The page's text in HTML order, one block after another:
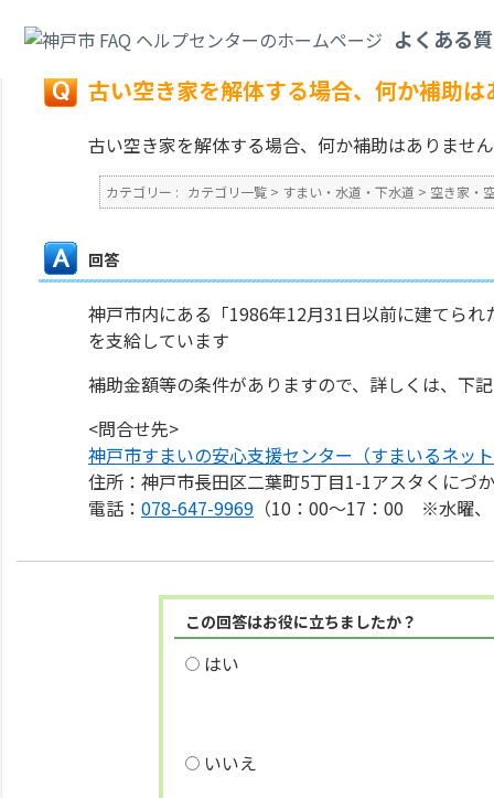
よくある
戻る
古い空き家を解体する場合、何か補助は
古い空き家を解体する場合、何か補助はありませ
カテゴリー : カテゴリ一覧 > すまい・水道・下水道 > 空き家・
回答
神戸市内にある「1986年12月31日以前に建てら
を支給しています
補助金額等の条件がありますので、詳しくは、下
<問合せ先>
神戸市すまいの安心支援センター（すまいるネッ
住所：神戸市長田区二葉町5丁目1-1アスタくにづ
電話： 078-647-9969 （10：00～17：00 ※水曜
この回答はお役に立ちましたか？
はい
いいえ